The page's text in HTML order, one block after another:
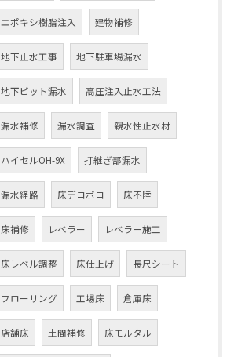
エポキシ樹脂注入 建物補修
地下止水工事 地下駐車場漏水
地下ピット漏水 高圧注入止水工法
漏水補修 漏水調査 親水性止水材
ハイセルOH-9X 打継ぎ部漏水
漏水経路 床デコボコ 床不陸
床補修 レベラー レベラー施工
床レベル調整 床仕上げ 長尺シート
フローリング 工場床 倉庫床
店舗床 土間補修 床モルタル